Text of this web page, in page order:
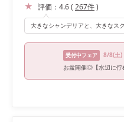
評価： 4.6( 267件)
受付中フェア 8/8(土)